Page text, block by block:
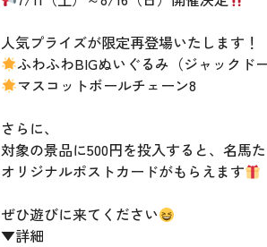
人気プライズが限定再登場いたします！
ふわふわBIGぬいぐるみ（ジャックドー
マスコットボールチェーン8
さらに、
対象の景品に500円を投入すると、名馬
オリジナルポストカードがもらえます
ぜひ遊びに来てください
▼詳細